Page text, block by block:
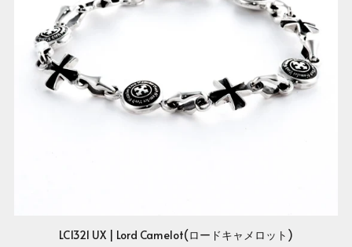
LC1321 UX | Lord Camelot(ロードキャメロット)